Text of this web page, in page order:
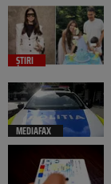
ȘTIRI
MEDIAFAX